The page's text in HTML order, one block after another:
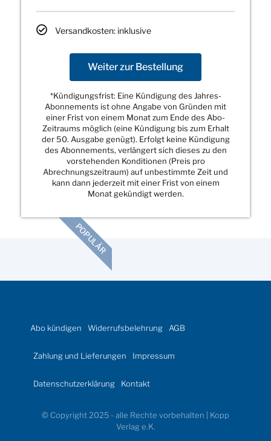
Versandkosten: inklusive
Weiter zur Bestellung
*Kündigungsfrist: Eine Kündigung des Jahres-
Abonnements ist ohne Angabe von Gründen mit
einer Frist von einem Monat zum Ende des Abo-
Zeitraums möglich (eine Kündigung bis zum Erhalt
der 50. Ausgabe genügt). Erfolgt keine Kündigung
des Abonnements, verlängert sich dieses zu den
vorstehenden Konditionen (Preis pro
Abrechnungszeitraum) auf unbestimmte Zeit und
kann dann jederzeit mit einer Frist von einem
Monat gekündigt werden.
POPULÄR
Abo kündigen Widerrufsbelehrung AGB
Zahlung und Lieferungen Impressum
Datenschutzerklärung Kontakt
© Copyright 2025 - alle Rechte vorbehalten | Kopp
Verlag e.K.